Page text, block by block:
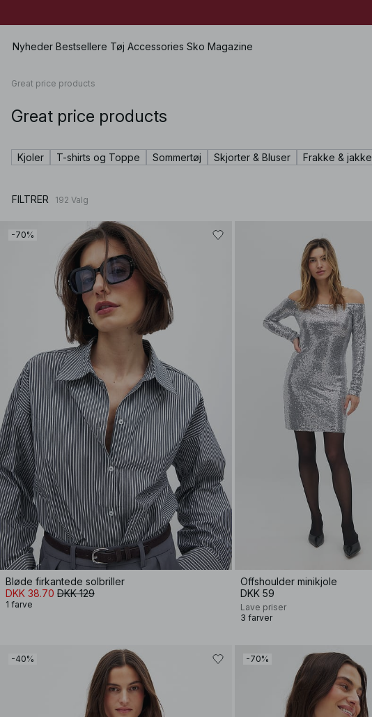
Nyheder Bestsellere Tøj Accessories Sko Magazine
Se alle
Toppe
Skjorter & Bluser
Shorts
Undertøj
Se alle
Smykker
Bælter
Sjaler & Halstørklæder
Hatte & Kasketter
Hår-accessories
Se alle
Højhælede sko
Støvler
Great price products
Great price products
Kjoler T-shirts og Toppe Sommertøj Skjorter & Bluser Frakke & jakke
FILTRER 192 Valg
-70%
Bløde firkantede solbriller
DKK 38.70 DKK 129
1 farve
Offshoulder minikjole
DKK 59
Lave priser
3 farver
-40% -70%